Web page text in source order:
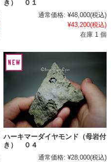
き） ０１
通常価格: ¥48,000(税込)
¥43,200(税込)
在庫 1 個
ハーキマーダイヤモンド（母岩付
き） ０４
通常価格: ¥28,000(税込)